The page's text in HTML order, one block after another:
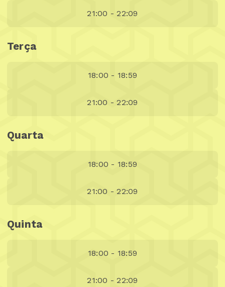
21:00 - 22:09
Terça
18:00 - 18:59
21:00 - 22:09
Quarta
18:00 - 18:59
21:00 - 22:09
Quinta
18:00 - 18:59
21:00 - 22:09